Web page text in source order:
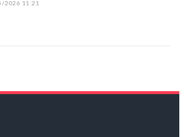
2026 11:21